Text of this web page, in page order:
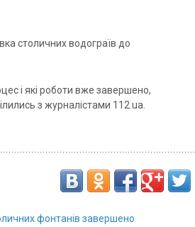
столичних водограїв до
і які роботи вже завершено,
з журналістами 112.ua.
фонтанів завершено